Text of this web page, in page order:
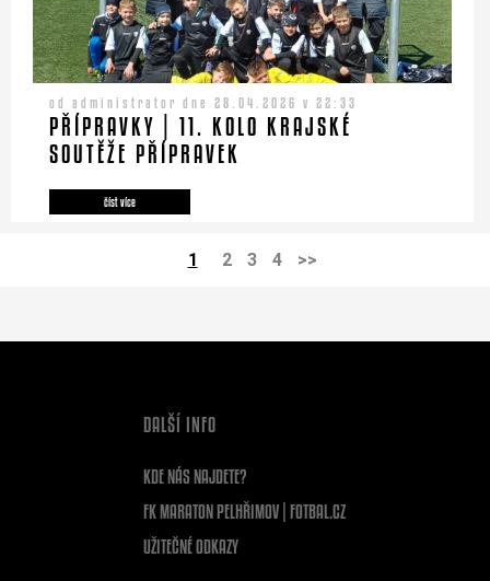
od administrator dne 28.04.2026 v 22:33
PŘÍPRAVKY | 11. KOLO KRAJSKÉ
SOUTĚŽE PŘÍPRAVEK
číst více
1 2 3 4 >>
DALŠÍ INFO
KDE NÁS NAJDETE?
FK MARATON PELHŘIMOV | FOTBAL.CZ
UŽITEČNÉ ODKAZY